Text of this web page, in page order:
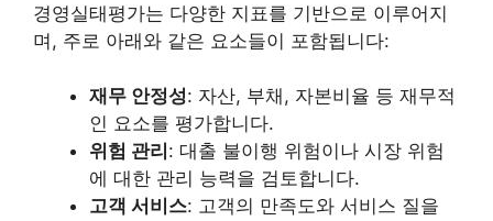
경영실태평가는 다양한 지표를 기반으로 이루어지
며, 주로 아래와 같은 요소들이 포함됩니다:
재무 안정성: 자산, 부채, 자본비율 등 재무적
인 요소를 평가합니다.
위험 관리 : 대출 불이행 위험이나 시장 위험
에 대한 관리 능력을 검토합니다.
고객 서비스: 고객의 만족도와 서비스 질을